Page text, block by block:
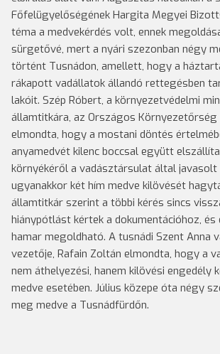
Főfelügyelőségének Hargita Megyei
téma a medvekérdés volt, ennek
sürgetővé, mert a nyári szezonban négy
történt Tusnádon, amellett, hogy a
rákapott vadállatok állandó rettegésben
lakóit. Szép Róbert, a környezetvédelmi
államtitkára, az Országos
elmondta, hogy a mostani döntés
anyamedvét kilenc boccsal együtt
környékéről a vadásztársulat által javasolt
ugyanakkor két hím medve kilövését
államtitkár szerint a többi kérés sincs
hiánypótlást kértek a dokumentációhoz, és
hamar megoldható. A tusnádi Szent Anna
vezetője, Rafain Zoltán elmondta, hogy a
nem áthelyezési, hanem kilövési engedély
medve esetében. Július közepe óta négy
meg medve a Tusnádfürdőn.